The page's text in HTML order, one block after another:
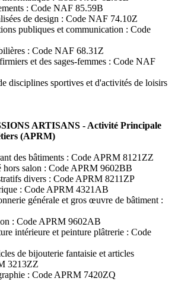
: Code NAF 85.59B
de design : Code NAF 74.10Z
publiques et communication : Code
: Code NAF 68.31Z
et des sages-femmes : Code NAF
disciplines sportives et d'activités de loisirs
ARTISANS - Activité Principale
(APRM)
des bâtiments : Code APRM 8121ZZ
hors salon : Code APRM 9602BB
divers : Code APRM 8211ZP
: Code APRM 4321AB
générale et gros œuvre de bâtiment :
: Code APRM 9602AB
intérieure et peinture plâtrerie : Code
de bijouterie fantaisie et articles
3213ZZ
: Code APRM 7420ZQ